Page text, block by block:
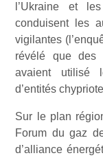
l’Ukraine et
conduisent les
vigilantes
révélé que des
avaient utilisé
d’entités
Sur le plan
Forum du gaz
d’alliance